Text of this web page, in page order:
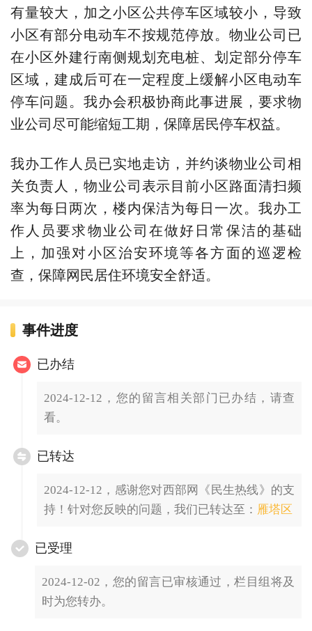
有量较大，加之小区公共停车区域较小，导致
小区有部分电动车不按规范停放。物业公司已
在小区外建行南侧规划充电桩、划定部分停车
区域，建成后可在一定程度上缓解小区电动车
停车问题。我办会积极协商此事进展，要求物
业公司尽可能缩短工期，保障居民停车权益。
我办工作人员已实地走访，并约谈物业公司相
关负责人，物业公司表示目前小区路面清扫频
率为每日两次，楼内保洁为每日一次。我办工
作人员要求物业公司在做好日常保洁的基础
上，加强对小区治安环境等各方面的巡逻检
查，保障网民居住环境安全舒适。
事件进度
已办结
2024-12-12，您的留言相关部门已办结，请查
看。
已转达
2024-12-12，感谢您对西部网《民生热线》的支
持！针对您反映的问题，我们已转达至： 雁塔区
已受理
2024-12-02，您的留言已审核通过，栏目组将及
时为您转办。